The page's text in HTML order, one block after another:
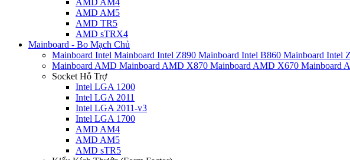
AMD AM4
AMD AM5
AMD TR5
AMD sTRX4
Mainboard - Bo Mạch Chủ
Mainboard Intel Mainboard Intel Z890 Mainboard Intel B860 Mainboard Intel
Mainboard AMD Mainboard AMD X870 Mainboard AMD X670 Mainboard
Socket Hỗ Trợ
Intel LGA 1200
Intel LGA 2011
Intel LGA 2011-v3
Intel LGA 1700
AMD AM4
AMD AM5
AMD sTR5